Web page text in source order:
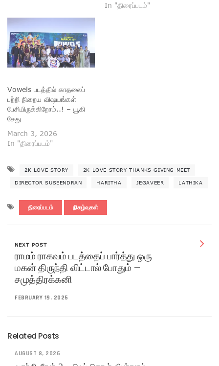
In "திரைப்படம்"
Vowels படத்தில் காதலைப்
பற்றி நிறைய விஷயங்கள்
பேசியிருக்கிறோம்..! – யூகி
சேது
March 3, 2026
In "திரைப்படம்"
2K LOVE STORY 2K LOVE STORY THANKS GIVING MEET
DIRECTOR SUSEENDRAN HARITHA JEGAVEER LATHIKA
திரைப்படம் நிகழ்வுகள்
NEXT POST
ராமம் ராகவம் படத்தைப் பார்த்து ஒரு
மகன் திருந்தி விட்டால் போதும் –
சமுத்திரக்கனி
FEBRUARY 19, 2025
Related Posts
AUGUST 8, 2026